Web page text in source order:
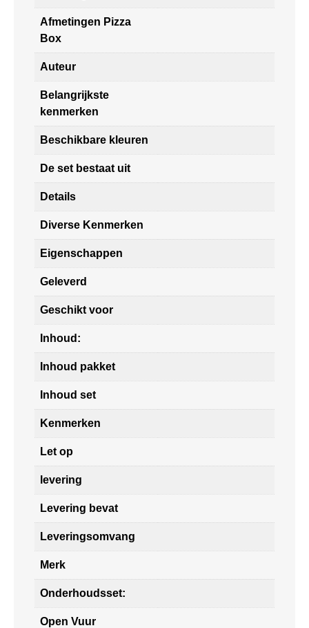
Afmetingen Pizza
Box
Auteur
Belangrijkste
kenmerken
Beschikbare kleuren
De set bestaat uit
Details
Diverse Kenmerken
Eigenschappen
Geleverd
Geschikt voor
Inhoud:
Inhoud pakket
Inhoud set
Kenmerken
Let op
levering
Levering bevat
Leveringsomvang
Merk
Onderhoudsset:
Open Vuur